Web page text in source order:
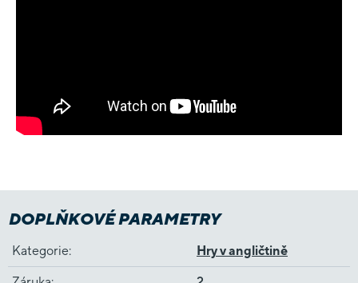
DOPLŇKOVÉ PARAMETRY
Kategorie: Hry v angličtině